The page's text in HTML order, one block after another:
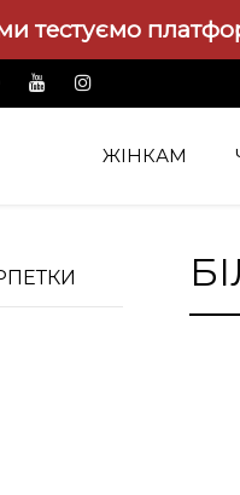
тестуємо
ЖІНКАМ
Білизна та